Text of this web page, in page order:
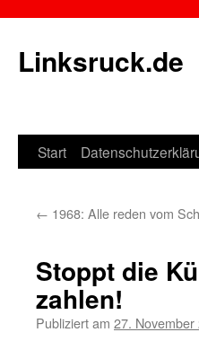
Linksruck.de
Springe
Inhalt
Start
← 1968: Alle reden vom
Stoppt die
zahlen!
Publiziert am 27. November